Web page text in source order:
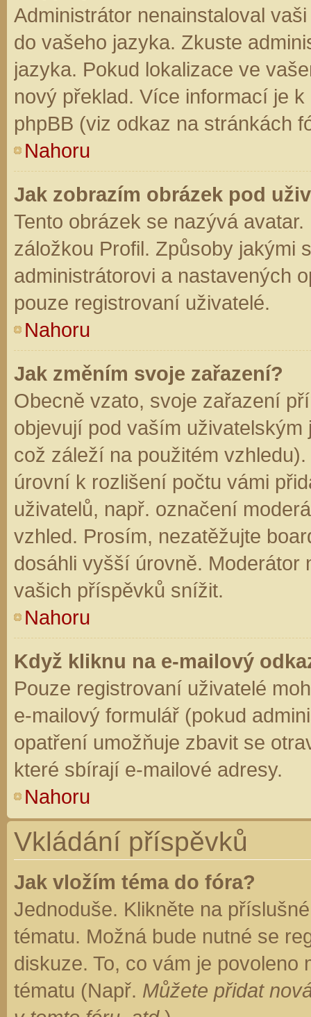
Administrátor nenainstaloval
do vašeho jazyka. Zkuste
jazyka. Pokud lokalizace ve
nový překlad. Více informací je
phpBB (viz odkaz na stránkách
Nahoru
Jak zobrazím obrázek pod
Tento obrázek se nazývá
záložkou Profil. Způsoby jakými
administrátorovi a nastavených
pouze registrovaní uživatelé.
Nahoru
Jak změním svoje zařazení?
Obecně vzato, svoje zařazení
objevují pod vaším
což záleží na použitém
úrovní k rozlišení počtu vámi
uživatelů, např. označení
vzhled. Prosím, nezatěžujte
dosáhli vyšší úrovně. Moderátor
vašich příspěvků snížit.
Nahoru
Když kliknu na e-mailový
Pouze registrovaní uživatelé
e-mailový formulář (pokud
opatření umožňuje zbavit se
které sbírají e-mailové adresy.
Nahoru
Vkládání příspěvků
Jak vložím téma do fóra?
Jednoduše. Klikněte na
tématu. Možná bude nutné se
diskuze. To, co vám je
tématu (Např. Můžete přidat